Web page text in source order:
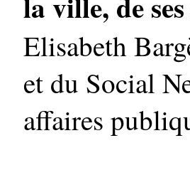
Elisabeth
et du Social
affaires